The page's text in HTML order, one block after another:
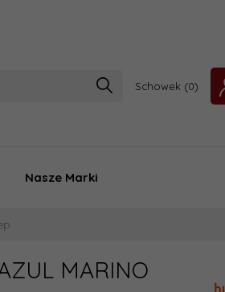
Schowek
Nasze Marki
MARINO